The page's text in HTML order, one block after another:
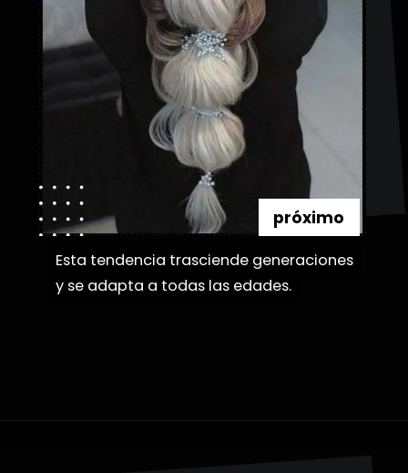
Esta tendencia trasciende generaciones
y se adapta a todas las edades.
Esta tendencia trasciende generaciones
y se adapta a todas las edades.
próximo